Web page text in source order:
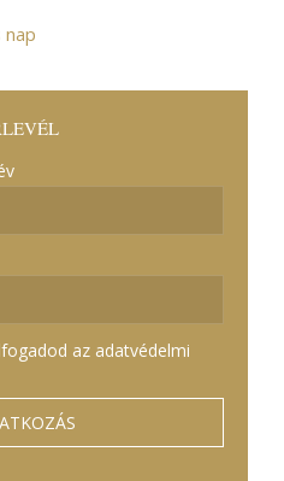
nap
az adatvédelmi